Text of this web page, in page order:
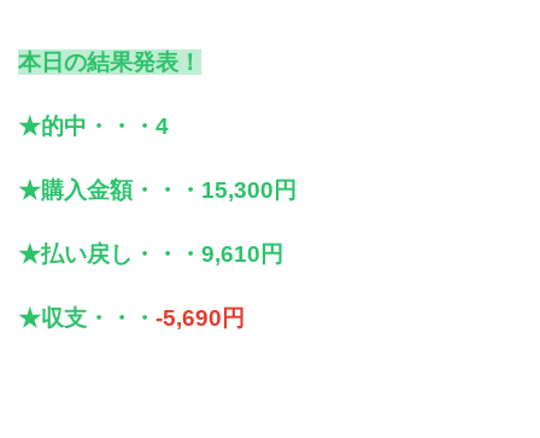
本日の結果発表！
★的中・・・4
★購入金額・・・15,300円
★払い戻し・・・9,610円
★収支・・・ -5,690円